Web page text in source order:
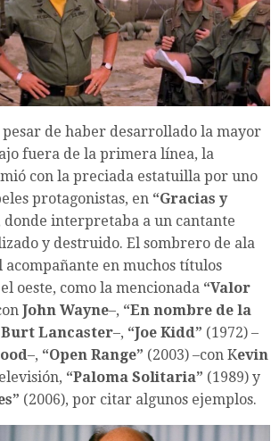
pesar de haber desarrollado la mayor
fuera de la primera línea, la
con la preciada estatuilla por uno
protagonistas, en “Gracias y
donde interpretaba a un cantante
y destruido. El sombrero de ala
acompañante en muchos títulos
oeste, como la mencionada “Valor
John Wayne–, “En nombre de la
Burt Lancaster–, “Joe Kidd” (1972) –
–, “Open Range” (2003) –con Kevin
“Paloma Solitaria” (1989) y
(2006), por citar algunos ejemplos.